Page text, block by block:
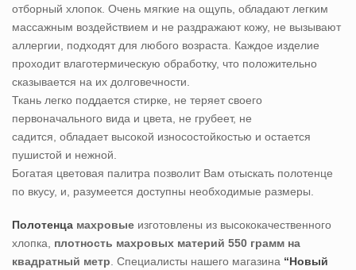
отборный хлопок. Очень мягкие на ощупь, обладают легким
массажным воздействием и не раздражают кожу, не вызывают
аллергии, подходят для любого возраста. Каждое изделие
проходит влаготермическую обработку, что положительно
сказывается на их долговечности.
Ткань легко поддается стирке, не теряет своего
первоначального вида и цвета, не грубеет, не
садится, обладает высокой износостойкостью и остается
пушистой и нежной.
Богатая цветовая палитра позволит Вам отыскать полотенце
по вкусу, и, разумеется доступны необходимые размеры.
Полотенца махровые изготовлены из высококачественного
хлопка,
плотность махровых материй 550 грамм на
квадратный метр . Специалисты нашего магазина “Новый